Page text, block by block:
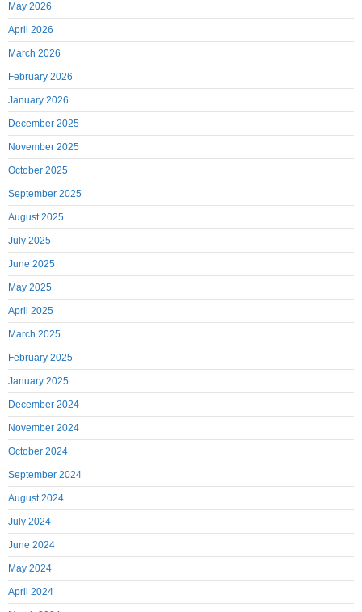
May 2026
April 2026
March 2026
February 2026
January 2026
December 2025
November 2025
October 2025
September 2025
August 2025
July 2025
June 2025
May 2025
April 2025
March 2025
February 2025
January 2025
December 2024
November 2024
October 2024
September 2024
August 2024
July 2024
June 2024
May 2024
April 2024